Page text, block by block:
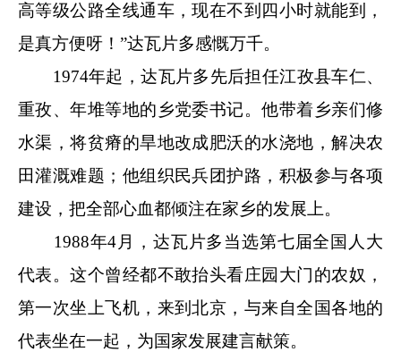
高等级公路全线通车，现在不到四小时就能到，
是真方便呀！”达瓦片多感慨万千。
1974年起，达瓦片多先后担任江孜县车仁、
重孜、年堆等地的乡党委书记。他带着乡亲们修
水渠，将贫瘠的旱地改成肥沃的水浇地，解决农
田灌溉难题；他组织民兵团护路，积极参与各项
建设，把全部心血都倾注在家乡的发展上。
1988年4月，达瓦片多当选第七届全国人大
代表。这个曾经都不敢抬头看庄园大门的农奴，
第一次坐上飞机，来到北京，与来自全国各地的
代表坐在一起，为国家发展建言献策。